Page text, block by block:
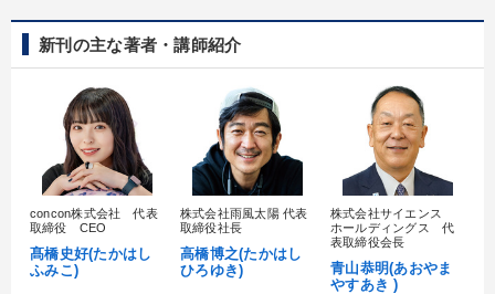
新刊の主な著者・講師紹介
concon株式会社 代表
取締役 CEO
髙橋史好(たかはし
ふみこ)
株式会社雨風太陽 代表
取締役社長
高橋博之(たかはし
ひろゆき)
株式会社サイエンス
ホールディングス 代
表取締役会長
青山恭明(あおやま
やすあき )